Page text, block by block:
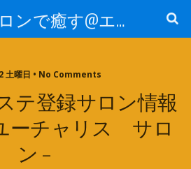
エステサロンで癒す@エステ～全国エステ情報
土曜日 • No Comments
テ登録サロン情報
ーチャリス サロ
ン –